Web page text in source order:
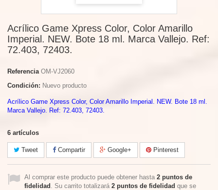
Acrílico Game Xpress Color, Color Amarillo
Imperial. NEW. Bote 18 ml. Marca Vallejo. Ref:
72.403, 72403.
Referencia OM-VJ2060
Condición: Nuevo producto
Acrílico Game Xpress Color, Color Amarillo Imperial. NEW. Bote 18 ml.
Marca Vallejo. Ref: 72.403, 72403.
6 artículos
Tweet Compartir Google+ Pinterest
Al comprar este producto puede obtener hasta 2 puntos de
fidelidad . Su carrito totalizará 2 puntos de fidelidad que se